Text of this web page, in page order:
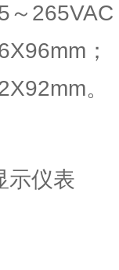
；
。